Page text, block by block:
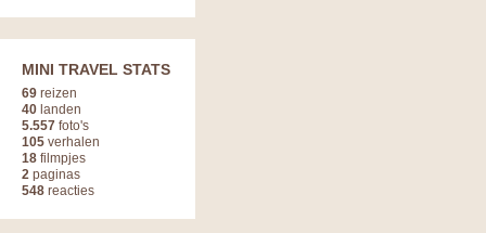
MINI TRAVEL STATS
69 reizen
40 landen
5.557 foto's
105 verhalen
18 filmpjes
2 paginas
548 reacties